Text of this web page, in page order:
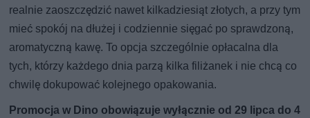
realnie zaoszczędzić nawet kilkadziesiąt złotych, a przy tym
mieć spokój na dłużej i codziennie sięgać po sprawdzoną,
aromatyczną kawę. To opcja szczególnie opłacalna dla
tych, którzy każdego dnia parzą kilka filiżanek i nie chcą co
chwilę dokupować kolejnego opakowania.
Promocja w Dino obowiązuje wyłącznie od 29 lipca do 4